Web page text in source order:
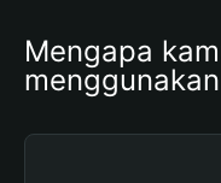
Mengapa